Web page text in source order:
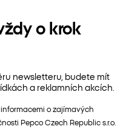
o krok
newsletteru, budete mít
a reklamních akcích.
o zajímavých
Pepco Czech Republic s.r.o.